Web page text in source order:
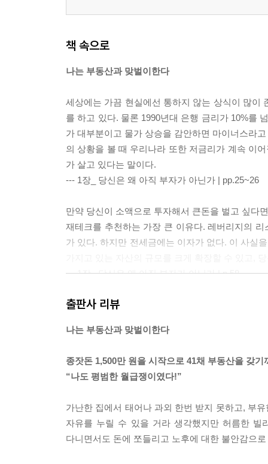
책 속으로
나는 부동산과 맞벌이한다
세상에는 가끔 현실에선 통하지 않는 상식이 많이
를 하고 있다. 물론 1990년대 은행 금리가 10%를
가 대부분이고 물가 상승을 감안하면 마이너스라
의 상황을 볼 때 우리나라 또한 저금리가 계속 이
가 살고 있다는 말이다.
--- 1장_ 당신은 왜 아직 부자가 아닌가 | pp.25~26
만약 당신이 소액으로 투자해서 큰돈을 벌고 싶다
재테크를 추천하는 가장 큰 이유다. 레버리지의
가 있다. 하지만 전세금에는 이자가 없다. 이 사실
--- 1장_ 당신은 왜 아직 부자가 아닌가 | p.58
투자 초기, 나는 가장 먼저 내가 원하는 삶을 살
을 모두 합치면 월 330만 원가량이었는데, 여기서
으니 10년을 모아도 서울의 아파트 전세금도 마
다. 나는 수많은 재테크 책을 읽고 강연을 들으며
--- 2장_ 월급쟁이 너바나가 구축한 돈 버는 시스템
우리는 직접 일하지 않으면서도 얼마든지 돈을
출판사 리뷰
나는 부동산과 맞벌이한다
종잣돈 1,500만 원을 시작으로 41채 부동산을 갖기
“나도 평범한 월급쟁이였다!”
가난한 집에서 태어나 과외 한번 받지 못하고, 부
자유를 누릴 수 있을 거라 생각했지만 허름한 빌
다니면서도 돈에 쪼들리고 노후에 대한 불안감으